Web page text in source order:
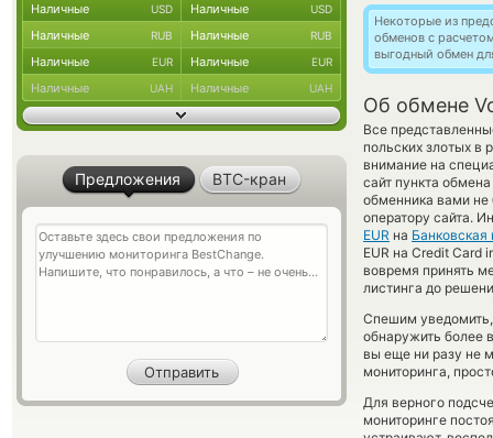
Некоторые из
обменов с
выгодный обмен
Об обмене
Все
польских злотых
внимание на
сайт пункта
обменника вами не
оператору сайта.
EUR на Банковская
EUR на Credit Card
вовремя принять
листинга до
Спешим
обнаружить более
вы еще ни разу не
мониторинга,
Для верного
мониторинге
Наличные USD Наличные USD
Наличные RUB Наличные RUB
Наличные EUR Наличные EUR
Наличные UAH Наличные UAH
Предложения BTC-кран